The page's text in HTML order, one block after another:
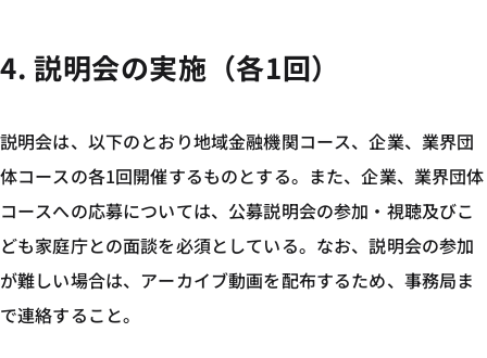
4. 説明会の実施（各1回）
説明会は、以下のとおり地域金融機関コース、企業、業界団
体コースの各1回開催するものとする。また、企業、業界団体
コースへの応募については、公募説明会の参加・視聴及びこ
ども家庭庁との面談を必須としている。なお、説明会の参加
が難しい場合は、アーカイブ動画を配布するため、事務局ま
で連絡すること。